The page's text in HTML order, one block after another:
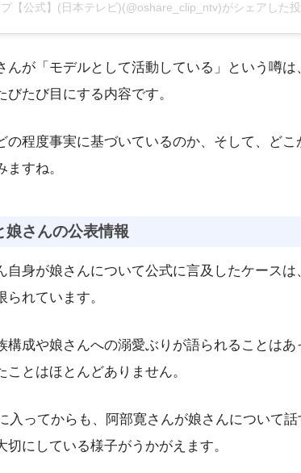
【公式】(日本テレビ)(@oshare_clip_ntv)がシェアした
んが「モデルとして活動している」という噂
びたび目にする内容です。
の程度事実に基づいているのか、そして、ど
すね。
娘さんの公表情報
自身が娘さんについて公式に言及したケース
れています。
構成や娘さんへの溺愛ぶりが語られることは
ことはほとんどありません。
入ってからも、阿部寛さんが娘さんについて話
切にしている様子がうかがえます。